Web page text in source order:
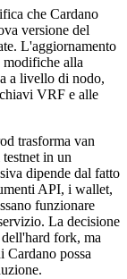
che Cardano
versione del
L'aggiornamento
alla
a livello di nodo,
VRF e alle
trasforma van
in un
dipende dal fatto
API, i wallet,
funzionare
La decisione
fork, ma
Cardano possa